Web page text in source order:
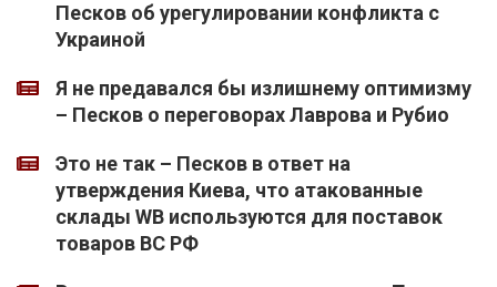
Песков об урегулировании конфликта с
Украиной
Я не предавался бы излишнему оптимизму
– Песков о переговорах Лаврова и Рубио
Это не так – Песков в ответ на
утверждения Киева, что атакованные
склады WB используются для поставок
товаров ВС РФ